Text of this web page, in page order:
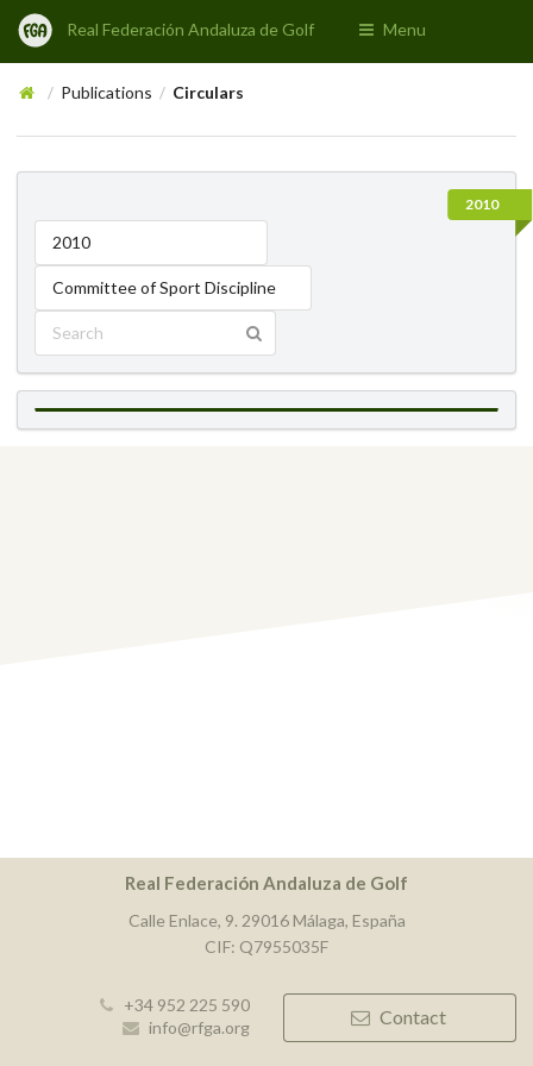
Real Federación Andaluza de Golf Menu
/ Publications / Circulars
2010
2010
Committee of Sport Discipline
Real Federación Andaluza de Golf
Calle Enlace, 9. 29016 Málaga, España
CIF: Q7955035F
+34 952 225 590
info@rfga.org
Contact